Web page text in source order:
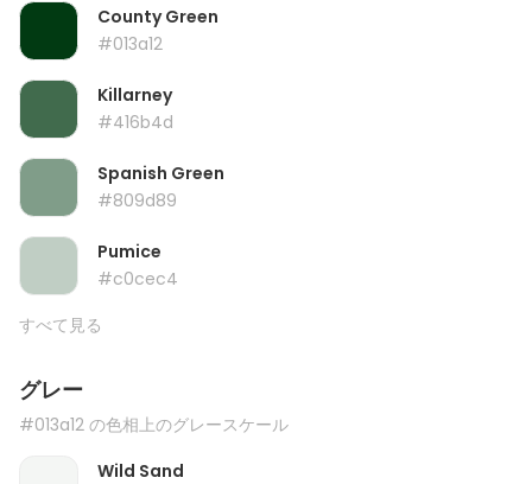
County Green
#013a12
Killarney
#416b4d
Spanish Green
#809d89
Pumice
#c0cec4
すべて見る
グレー
#013a12 の色相上のグレースケール
Wild Sand